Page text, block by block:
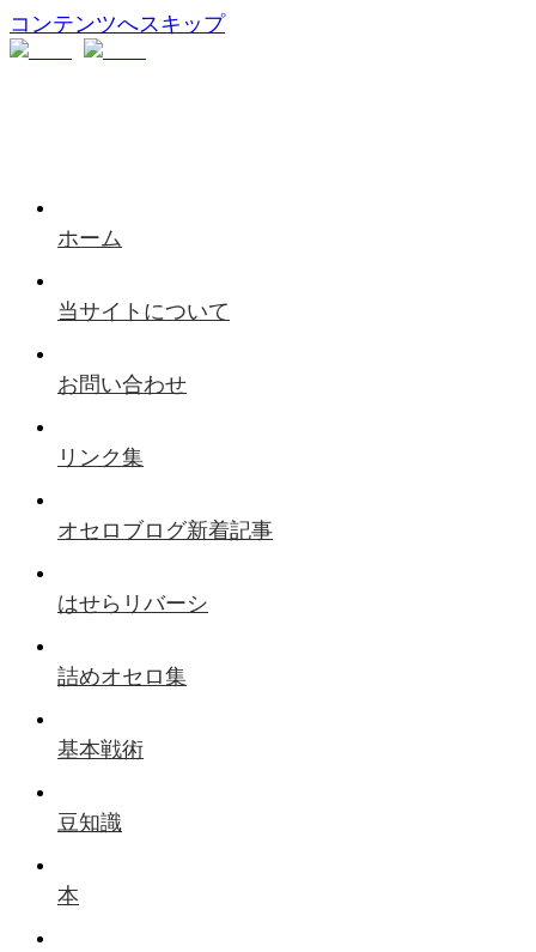
コンテンツへスキップ
ホーム
当サイトについて
お問い合わせ
リンク集
オセロブログ新着記事
はせらリバーシ
詰めオセロ集
基本戦術
豆知識
本